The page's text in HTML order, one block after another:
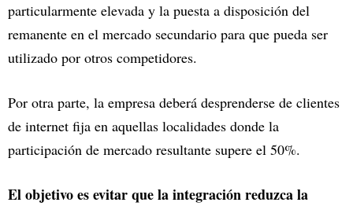
particularmente elevada y la puesta a disposición del
remanente en el mercado secundario para que pueda ser
utilizado por otros competidores.
Por otra parte, la empresa deberá desprenderse de clientes
de internet fija en aquellas localidades donde la
participación de mercado resultante supere el 50%.
El objetivo es evitar que la integración reduzca la